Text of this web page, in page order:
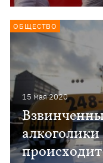
15 мая 2020
ОБЩЕСТВО